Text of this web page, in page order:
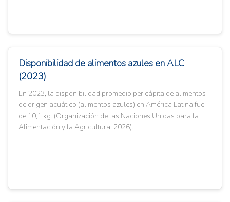
Disponibilidad de alimentos azules en ALC
(2023)
En 2023, la disponibilidad promedio per cápita de alimentos
de origen acuático (alimentos azules) en América Latina fue
de 10,1 kg. (Organización de las Naciones Unidas para la
Alimentación y la Agricultura, 2026).